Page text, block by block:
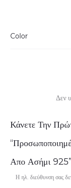
Color
Α
ξ
ι
ο
Δεν
Κάνετε Την
Απο Ασήμι 925”
Η ηλ. διεύθυνση σας